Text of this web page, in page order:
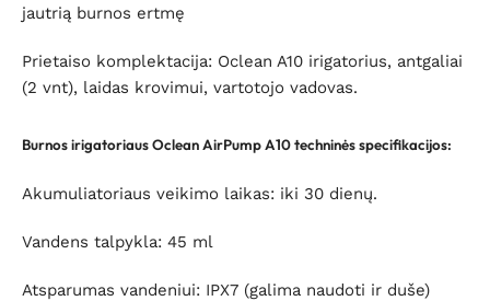
jautrią burnos ertmę
Prietaiso komplektacija: Oclean A10 irigatorius, antgaliai
(2 vnt), laidas krovimui, vartotojo vadovas.
Burnos irigatoriaus Oclean AirPump A10 techninės specifikacijos:
Akumuliatoriaus veikimo laikas: iki 30 dienų.
Vandens talpykla: 45 ml
Atsparumas vandeniui: IPX7 (galima naudoti ir duše)